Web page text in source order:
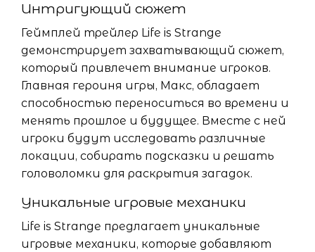
Интригующий сюжет
Геймплей трейлер Life is Strange
демонстрирует захватывающий сюжет,
который привлечет внимание игроков.
Главная героиня игры, Макс, обладает
способностью переноситься во времени и
менять прошлое и будущее. Вместе с ней
игроки будут исследовать различные
локации, собирать подсказки и решать
головоломки для раскрытия загадок.
Уникальные игровые механики
Life is Strange предлагает уникальные
игровые механики, которые добавляют